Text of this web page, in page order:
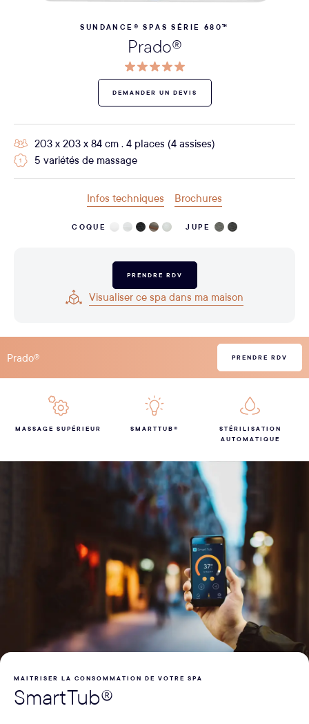
SUNDANCE® SPAS SÉRIE 680™
Prado®
DEMANDER UN DEVIS
203 x 203 x 84 cm . 4 places (4 assises)
5 variétés de massage
Infos techniques Brochures
COQUE JUPE
PRENDRE RDV
Visualiser ce spa dans ma maison
Prado® PRENDRE RDV
MASSAGE SUPÉRIEUR SMARTTUB®
STÉRILISATION
AUTOMATIQUE
MAITRISER LA CONSOMMATION DE VOTRE SPA
SmartTub®